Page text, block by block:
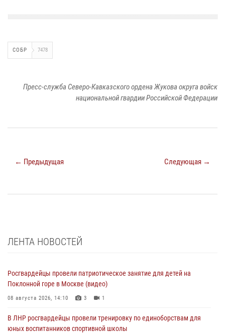
СОБР 7478
Пресс-служба Северо-Кавказского ордена Жукова округа войск
национальной гвардии Российской Федерации
← Предыдущая Следующая →
ЛЕНТА НОВОСТЕЙ
Росгвардейцы провели патриотическое занятие для детей на
Поклонной горе в Москве (видео)
08 августа 2026, 14:10 3 1
В ЛНР росгвардейцы провели тренировку по единоборствам для
юных воспитанников спортивной школы